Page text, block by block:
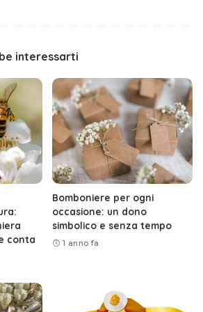
interessarti
conta
Bomboniere per ogni
occasione: un dono
simbolico e senza tempo
1 anno fa